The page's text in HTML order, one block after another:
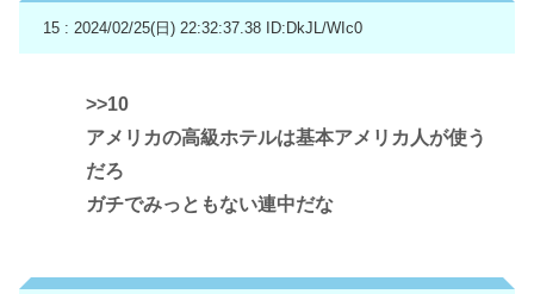
15 : 2024/02/25(日) 22:32:37.38 ID:DkJL/WIc0
>>10
アメリカの高級ホテルは基本アメリカ人が使う
だろ
ガチでみっともない連中だな